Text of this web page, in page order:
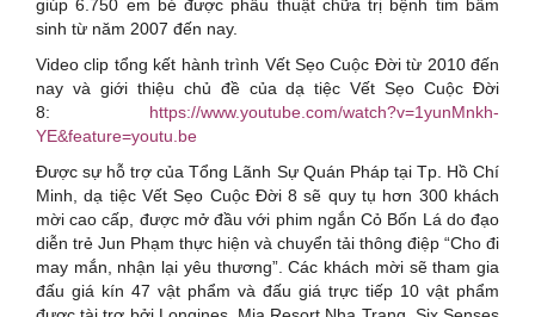
giúp 6.750 em bé được phẫu thuật chữa trị bệnh tim bẩm
sinh từ năm 2007 đến nay.
Video clip tổng kết hành trình Vết Sẹo Cuộc Đời từ 2010 đến
nay và giới thiệu chủ đề của dạ tiệc Vết Sẹo Cuộc Đời
8: https://www.youtube.com/watch?v=1yunMnkh-
YE&feature=youtu.be
Được sự hỗ trợ của Tổng Lãnh Sự Quán Pháp tại Tp. Hồ Chí
Minh, dạ tiệc Vết Sẹo Cuộc Đời 8 sẽ quy tụ hơn 300 khách
mời cao cấp, được mở đầu với phim ngắn Cỏ Bốn Lá do đạo
diễn trẻ Jun Phạm thực hiện và chuyển tải thông điệp “Cho đi
may mắn, nhận lại yêu thương”. Các khách mời sẽ tham gia
đấu giá kín 47 vật phẩm và đấu giá trực tiếp 10 vật phẩm